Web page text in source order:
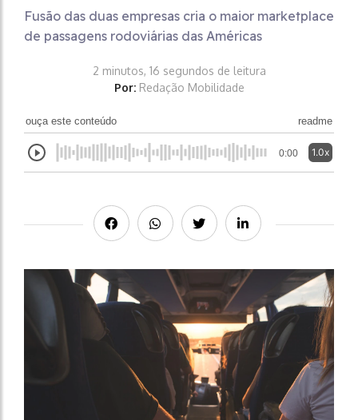
Fusão das duas empresas cria o maior marketplace
de passagens rodoviárias das Américas
2 minutos, 16 segundos de leitura
Por: Redação Mobilidade
ouça este conteúdo readme
0:00 1.0x